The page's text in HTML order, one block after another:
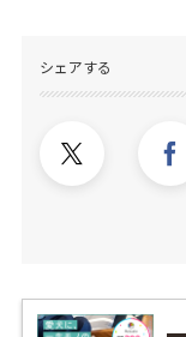
シェアする